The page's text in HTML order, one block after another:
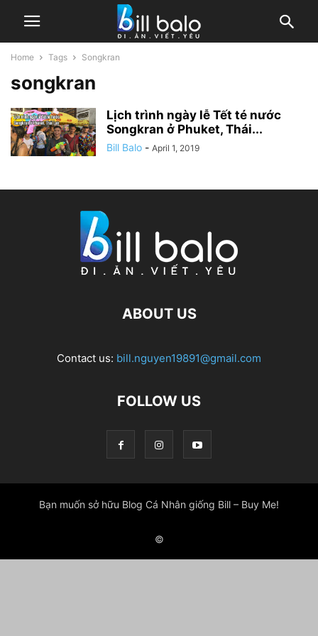
Home Tags Songkran
songkran
Lịch trình ngày lễ Tết té nước
Songkran ở Phuket, Thái...
Bill Balo - April 1, 2019
ABOUT US
Contact us: bill.nguyen19891@gmail.com
FOLLOW US
Bạn muốn sở hữu Blog Cá Nhân giống Bill – Buy Me!
©